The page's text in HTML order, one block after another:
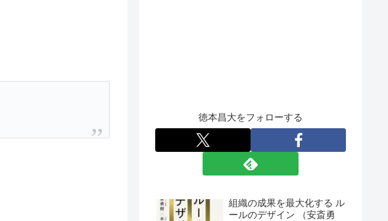
徳本昌大をフォローする
組織の成果を最大化する ル
ールのデザイン （安斎勇